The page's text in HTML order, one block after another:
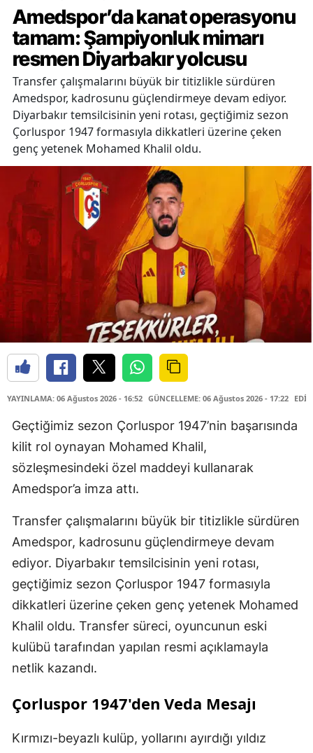
Amedspor’da kanat operasyonu
tamam: Şampiyonluk mimarı
resmen Diyarbakır yolcusu
Transfer çalışmalarını büyük bir titizlikle sürdüren
Amedspor, kadrosunu güçlendirmeye devam ediyor.
Diyarbakır temsilcisinin yeni rotası, geçtiğimiz sezon
Çorluspor 1947 formasıyla dikkatleri üzerine çeken
genç yetenek Mohamed Khalil oldu.
YAYINLAMA: 06 Ağustos 2026 - 16:52 GÜNCELLEME: 06 Ağustos 2026 - 17:22
Geçtiğimiz sezon Çorluspor 1947’nin başarısında
kilit rol oynayan Mohamed Khalil,
sözleşmesindeki özel maddeyi kullanarak
Amedspor’a imza attı.
Transfer çalışmalarını büyük bir titizlikle sürdüren
Amedspor, kadrosunu güçlendirmeye devam
ediyor. Diyarbakır temsilcisinin yeni rotası,
geçtiğimiz sezon Çorluspor 1947 formasıyla
dikkatleri üzerine çeken genç yetenek Mohamed
Khalil oldu. Transfer süreci, oyuncunun eski
kulübü tarafından yapılan resmi açıklamayla
netlik kazandı.
Çorluspor 1947'den Veda Mesajı
Kırmızı-beyazlı kulüp, yollarını ayırdığı yıldız